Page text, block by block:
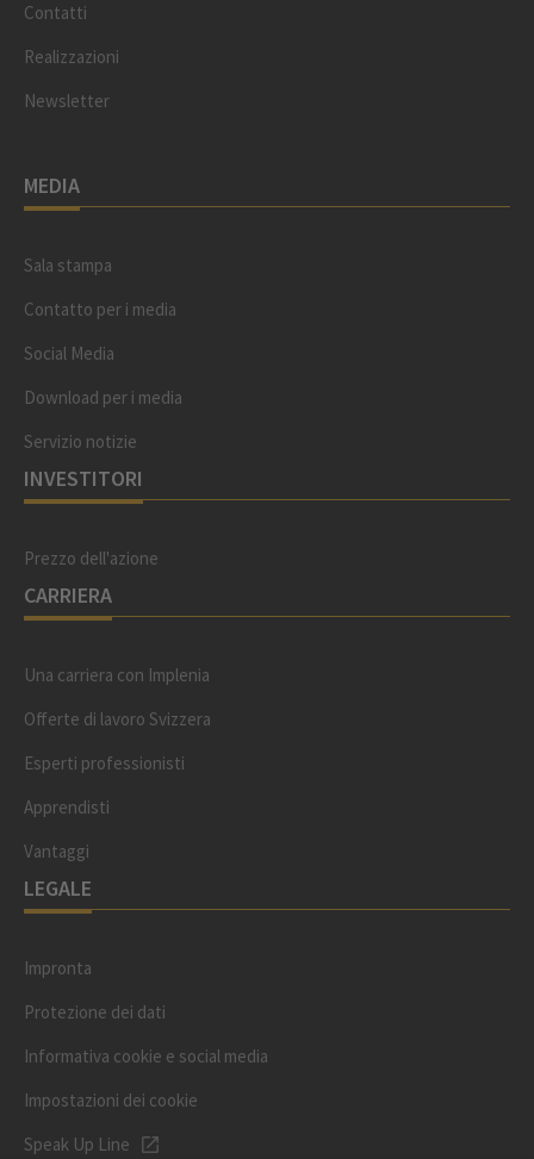
Contatti
Realizzazioni
Newsletter
MEDIA
Sala stampa
Contatto per i media
Social Media
Download per i media
Servizio notizie
INVESTITORI
Prezzo dell'azione
CARRIERA
Una carriera con Implenia
Offerte di lavoro Svizzera
Esperti professionisti
Apprendisti
Vantaggi
LEGALE
Impronta
Protezione dei dati
Informativa cookie e social media
Impostazioni dei cookie
Speak Up Line